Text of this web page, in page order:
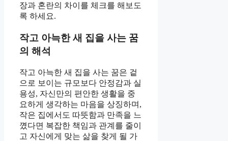
장과 혼란의 차이를 체크를 해보도
록 하세요.
작고 아늑한 새 집을 사는 꿈
의 해석
작고 아늑한 새 집을 사는 꿈은 겉
으로 보이는 규모보다 안정감과 실
용성, 자신만의 편안한 생활을 중
요하게 생각하는 마음을 상징하며,
작은 집에서도 따뜻함과 만족을 느
꼈다면 복잡한 책임과 관계를 줄이
고 자신에게 맞는 삶을 찾게 될 가